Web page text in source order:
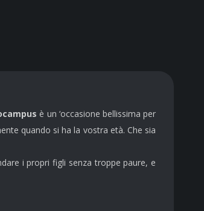
è un ‘occasione bellissima per
quando si ha la vostra età. Che sia
i propri figli senza troppe paure, e